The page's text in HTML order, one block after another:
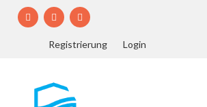
Registrierung Login